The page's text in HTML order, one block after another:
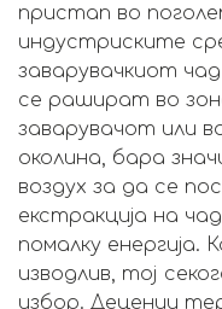
пристап во
индустриските
заварувачкиот
се рашират во
заварувачот или
околина, бара
воздух за да се
екстракција на
помалку
изводлив, тој
избор. Децении